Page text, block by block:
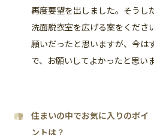
再度要望を出しました。そうし
洗面脱衣室を広げる案をくださ
願いだったと思いますが、今は
で、お願いしてよかったと思いま
住まいの中でお気に入りのポイ
ントは？